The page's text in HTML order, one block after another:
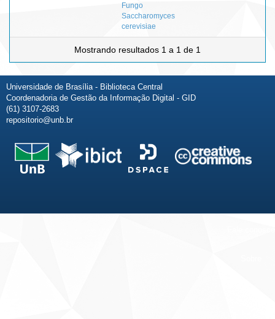
Fungo
Saccharomyces
cerevisiae
Mostrando resultados 1 a 1 de 1
Universidade de Brasília - Biblioteca Central
Coordenadoria de Gestão da Informação Digital - GID
(61) 3107-2683
repositorio@unb.br